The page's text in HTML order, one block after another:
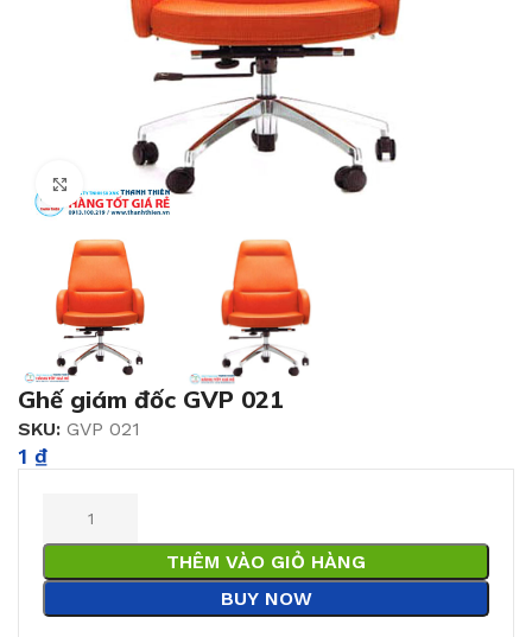
Click to enlarge
Ghế giám đốc GVP 021
SKU: GVP 021
1 ₫
THÊM VÀO GIỎ HÀNG
BUY NOW